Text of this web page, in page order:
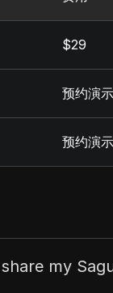
$29
预约演示
预约演示
my